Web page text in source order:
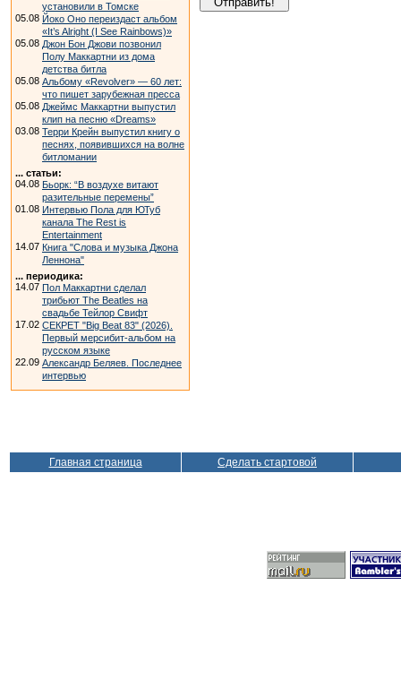
установили в Томске
05.08 Йоко Оно переиздаст альбом
«It’s Alright (I See Rainbows)»
05.08 Джон Бон Джови позвонил
Полу Маккартни из дома
детства битла
05.08 Альбому «Revolver» — 60 лет:
что пишет зарубежная пресса
05.08 Джеймс Маккартни выпустил
клип на песню «Dreams»
03.08 Терри Крейн выпустил книгу о
песнях, появившихся на волне
битломании
... статьи:
04.08 Бьорк: “В воздухе витают
разительные перемены”
01.08 Интервью Пола для ЮТуб
канала The Rest is
Entertainment
14.07 Книга "Слова и музыка Джона
Леннона"
... периодика:
14.07 Пол Маккартни сделал
трибьют The Beatles на
свадьбе Тейлор Свифт
17.02 СЕКРЕТ "Big Beat 83" (2026).
Первый мерсибит-альбом на
русском языке
22.09 Александр Беляев. Последнее
интервью
Главная страница Сделать стартовой